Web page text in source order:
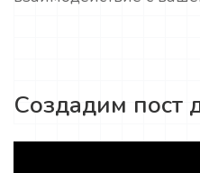
Создадим пост